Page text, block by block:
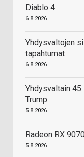
Diablo 4
6.8.2026
Yhdysvaltojen
tapahtumat
6.8.2026
Yhdysvaltain
Trump
5.8.2026
Radeon RX
5.8.2026